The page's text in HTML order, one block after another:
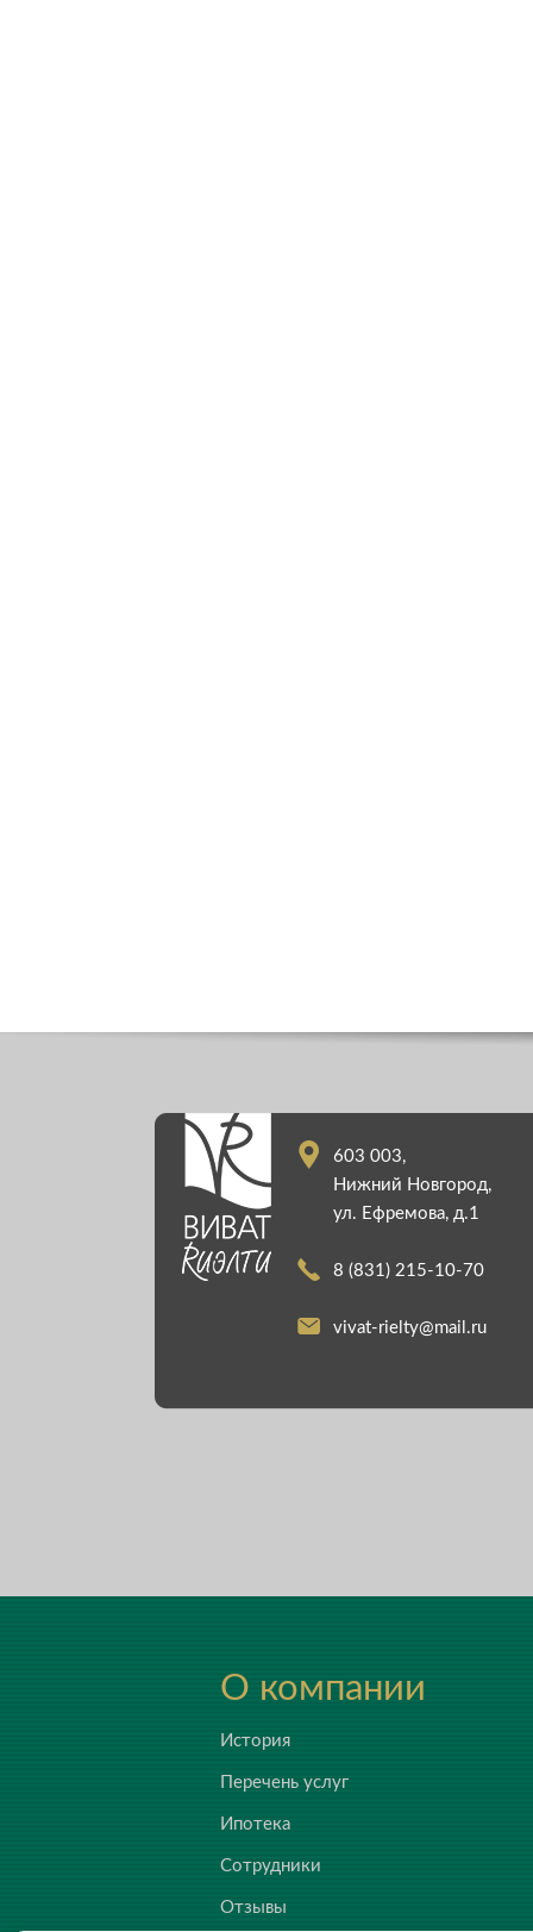
603 003,
Нижний Новгород,
ул. Ефремова, д.1
8 (831) 215-10-70
vivat-rielty@mail.ru
О компании
История
Перечень услуг
Ипотека
Сотрудники
Отзывы